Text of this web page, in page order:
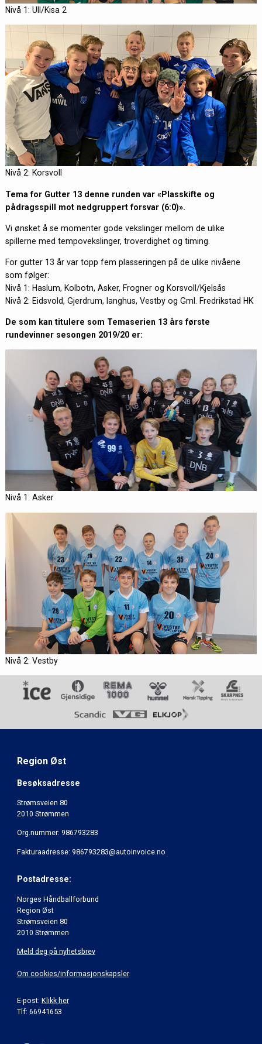
Nivå 1: Ull/Kisa 2
Nivå 2: Korsvoll
Tema for Gutter 13 denne runden var «Plasskifte og
pådragsspill mot nedgruppert forsvar (6:0)».
Vi ønsket å se momenter gode vekslinger mellom de ulike
spillerne med tempovekslinger, troverdighet og timing.
For gutter 13 år var topp fem plasseringen på de ulike nivåene
som følger:
Nivå 1: Haslum, Kolbotn, Asker, Frogner og Korsvoll/Kjelsås
Nivå 2: Eidsvold, Gjerdrum, langhus, Vestby og Gml. Fredrikstad HK
De som kan titulere som Temaserien 13 års første
rundevinner sesongen 2019/20 er:
Nivå 1: Asker
Nivå 2: Vestby
Region Øst
Besøksadresse
Strømsveien 80
2010 Strømmen
Org.nummer: 986793283
Fakturaadresse: 986793283@autoinvoice.no
Postadresse:
Norges Håndballforbund
Region Øst
Strømsveien 80
2010 Strømmen
Meld deg på nyhetsbrev
Om cookies/informasjonskapsler
E-post: Klikk her
Tlf: 66941653